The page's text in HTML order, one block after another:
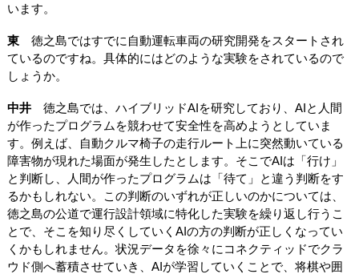
います。
東徳之島ではすでに自動運転車両の研究開発をスタートされ
ているのですね。具体的にはどのような実験をされているので
しょうか。
中井徳之島では、ハイブリッドAIを研究しており、AIと人間
が作ったプログラムを競わせて安全性を高めようとしていま
す。例えば、自動クルマ椅子の走行ルート上に突然動いている
障害物が現れた場面が発生したとします。そこでAIは「行け」
と判断し、人間が作ったプログラムは「待て」と違う判断をす
るかもしれない。この判断のいずれが正しいのかについては、
徳之島の公道で運行設計領域に特化した実験を繰り返し行うこ
とで、そこを知り尽くしていくAIの方の判断が正しくなってい
くかもしれません。状況データを徐々にコネクティッドでクラ
ウド側へ蓄積させていき、AIが学習していくことで、将棋や囲